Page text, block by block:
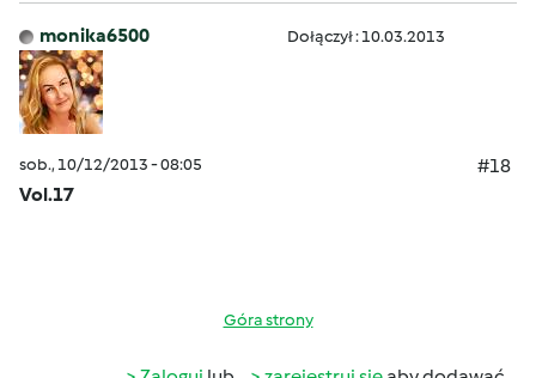
monika6500 Dołączył : 10.03.2013
sob., 10/12/2013 - 08:05
#18
Vol.17
Góra strony